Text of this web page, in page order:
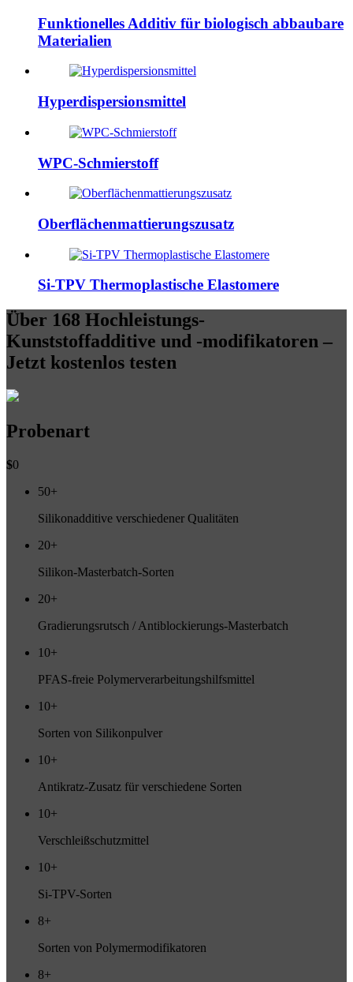
Funktionelles Additiv für biologisch abbaubare
Materialien
Hyperdispersionsmittel
WPC-Schmierstoff
Oberflächenmattierungszusatz
Si-TPV Thermoplastische Elastomere
Über 168 Hochleistungs-
Kunststoffadditive und -modifikatoren –
Jetzt kostenlos testen
Probenart
$0
50+
Silikonadditive verschiedener Qualitäten
20+
Silikon-Masterbatch-Sorten
20+
Gradierungsrutsch / Antiblockierungs-Masterbatch
10+
PFAS-freie Polymerverarbeitungshilfsmittel
10+
Sorten von Silikonpulver
10+
Antikratz-Zusatz für verschiedene Sorten
10+
Verschleißschutzmittel
10+
Si-TPV-Sorten
8+
Sorten von Polymermodifikatoren
8+